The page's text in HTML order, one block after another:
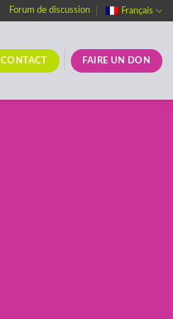
Forum de discussion Français
CONTACT FAIRE UN DON